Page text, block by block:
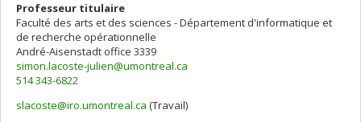
Professeur titulaire
Faculté des arts et des sciences - Département d'informatique et
de recherche opérationnelle
André-Aisenstadt office 3339
simon.lacoste-julien@umontreal.ca
514 343-6822
slacoste@iro.umontreal.ca (Travail)